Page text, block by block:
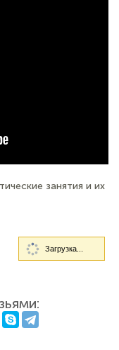
занятия и их
Загрузка...